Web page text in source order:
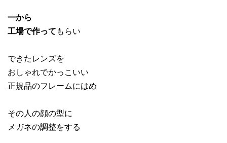
一から
工場で作ってもらい
できたレンズを
おしゃれでかっこいい
正規品のフレームにはめ
その人の顔の型に
メガネの調整をする